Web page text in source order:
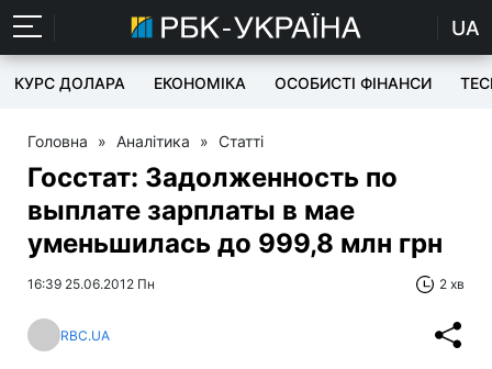
UA
КУРС ДОЛАРА ЕКОНОМІКА ОСОБИСТІ ФІНАНСИ
Головна » Аналітика » Статті
Госстат: Задолженность по
выплате зарплаты в мае
уменьшилась до 999,8 млн грн
16:39 25.06.2012 Пн 2 хв
RBC.UA